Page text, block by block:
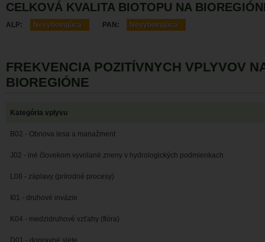
CELKOVÁ KVALITA BIOTOPU NA
ALP: Nevyhovujúca PAN: Nevyhovujúca
FREKVENCIA POZITÍVNYCH VPLYVOV
BIOREGIÓNE
Kategória vplyvu
B02 - Obnova lesa a manažment
J02 - iné človekom vyvolané zneny v hydrologických podmienkach
L08 - záplavy (prírodné procesy)
I01 - druhové invázie
K04 - medzidruhové vzťahy (flóra)
D01 - dopravné siete